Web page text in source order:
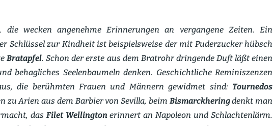
die wecken angenehme Erinne­rungen an vergangene Zeiten. Ein
Schlüssel zur Kindheit ist beispiels­weise der mit Puder­zucker hübsch
Bratapfel. Schon der erste aus dem Bratrohr dringende Duft läßt einen
behag­liches Seelen­baumeln denken. Geschicht­liche Reminis­zenzen
die berühmten Frauen und Männern gewidmet sind: Tournedos
zu Arien aus dem Barbier von Sevilla, beim Bismarck­heringdenkt man
das Filet Wellington erinnert an Napoleon und Schlach­tenlärm.